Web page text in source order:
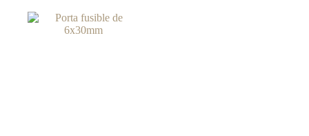
variantes.
Las
opciones